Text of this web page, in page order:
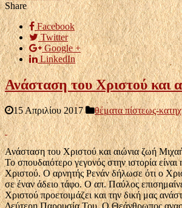
Share
Facebook
Twitter
Google +
LinkedIn
Ανάσταση του Χριστού και
15 Απριλίου 2017 θέματα πίστεως-
Ανάσταση του Χριστού και αιώνια ζωή
Το σπουδαιότερο γεγονός στην ιστορία
Χριστού. Ο αρνητής Ρενάν δήλωσε ότι ο
σε έναν άδειο τάφο. Ο απ. Παύλος
Χριστού προετοιμάζει και την δική μας
Δεύτερη Παρουσία Του. Ο Θεάνθρωπος